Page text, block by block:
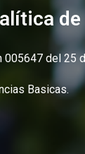
005647 del 25
Basicas.